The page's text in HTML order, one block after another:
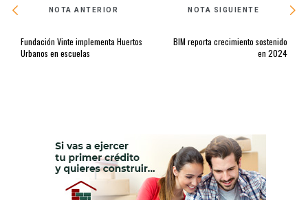
NOTA ANTERIOR
Fundación Vinte implementa Huertos
Urbanos en escuelas
NOTA SIGUIENTE
BIM reporta crecimiento sostenido
en 2024